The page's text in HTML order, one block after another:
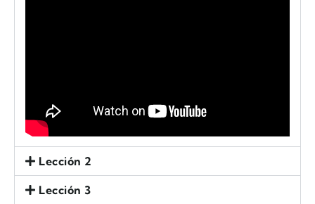
Lección 2
Lección 3